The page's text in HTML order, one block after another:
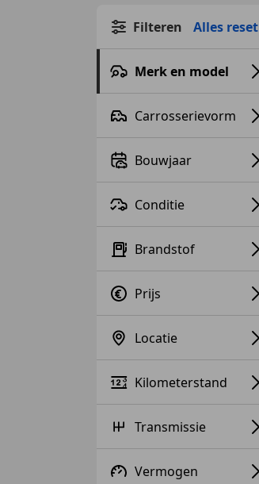
Filteren Alles reset
Merk en model
Carrosserievorm
Bouwjaar
Conditie
Brandstof
Prijs
Locatie
Kilometerstand
Transmissie
Vermogen